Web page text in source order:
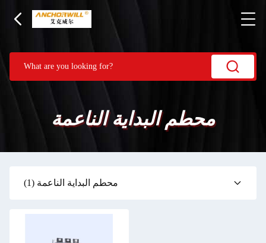
محطم البداية الناعمة
محطم البداية الناعمة (1)